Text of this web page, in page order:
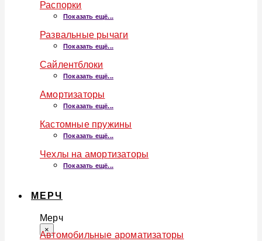
Распорки
Показать ещё...
Развальные рычаги
Показать ещё...
Сайлентблоки
Показать ещё...
Амортизаторы
Показать ещё...
Кастомные пружины
Показать ещё...
Чехлы на амортизаторы
Показать ещё...
МЕРЧ
Мерч
×
Автомобильные ароматизаторы